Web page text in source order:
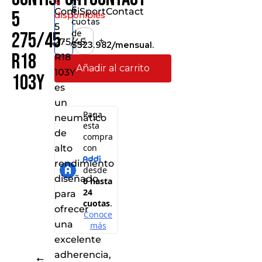
5
275/45
R18
103Y
disponibles
- +
Añadir al carrito
6
cuotas
de
$323.982/mensual.
ContiSportContact
5
275/45
R18
103Y
es
un
neumático
de
alto
rendimiento
diseñado
para
ofrecer
una
excelente
adherencia,